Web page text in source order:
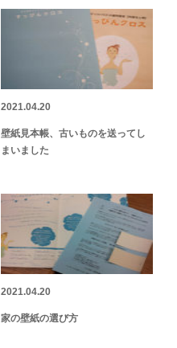
2021.04.20
壁紙見本帳、古いものを送ってし
まいました
2021.04.20
家の壁紙の選び方